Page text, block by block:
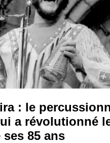
: le
a révolutionné
85 ans